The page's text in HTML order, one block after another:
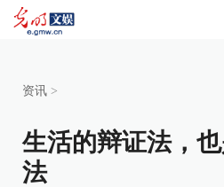
资讯 >
生活的辩证法，
法